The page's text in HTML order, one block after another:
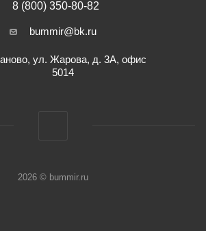
8 (800) 350-80-82
bummir@bk.ru
ул. Жарова, д. 3А, офис
5014
2026 © bummir.ru